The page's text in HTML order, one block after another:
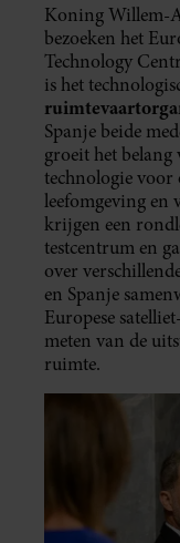
Koning Willem-
bezoeken het
Technology
is het
Spanje beide
groeit het belang
technologie
leefomgeving en
krijgen een
testcentrum en
over
en Spanje
Europese
meten van de
ruimte.